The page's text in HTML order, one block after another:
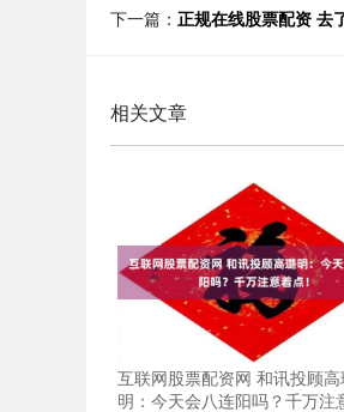
下一篇： 正规在线股票配资 去
相关文章
互联网股票配资网 和讯投顾高
明：今天会八连阳吗？千万注